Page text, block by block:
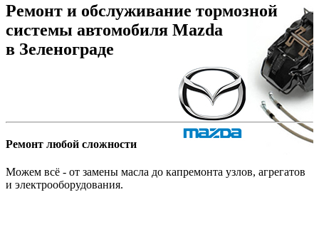
Ремонт и обслуживание тормозной
системы автомобиля Mazda
в Зеленограде
Ремонт любой сложности
Можем всё - от замены масла до капремонта узлов, агрегатов
и электрооборудования.